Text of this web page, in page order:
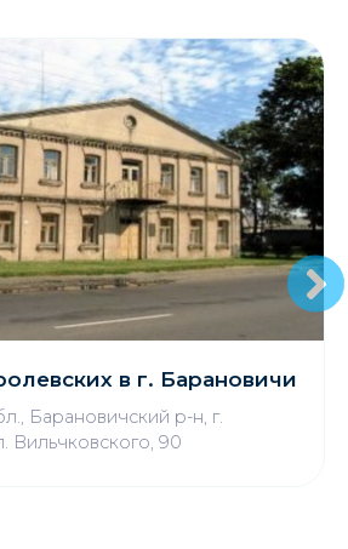
в г. Барановичи
Барановичский р-н, г.
Вильчковского, 90